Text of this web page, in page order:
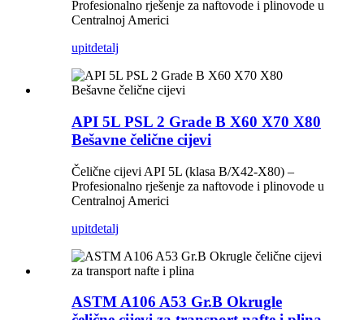
Profesionalno rješenje za naftovode i plinovode u
Centralnoj Americi
upitdetalj
API 5L PSL 2 Grade B X60 X70 X80
Bešavne čelične cijevi
Čelične cijevi API 5L (klasa B/X42-X80) –
Profesionalno rješenje za naftovode i plinovode u
Centralnoj Americi
upitdetalj
ASTM A106 A53 Gr.B Okrugle